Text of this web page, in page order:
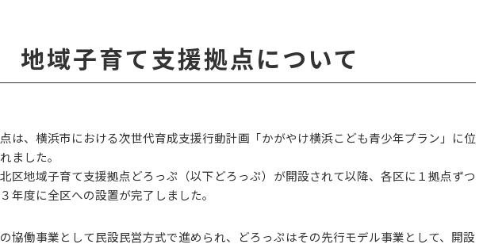
地域子育て支援拠点について
は、横浜市における次世代育成支援行動計画「かがやけ横浜こども青少年プラン」に位
ました。
区地域子育て支援拠点どろっぷ（以下どろっぷ）が開設されて以降、各区に１拠点ずつ
年度に全区への設置が完了しました。
協働事業として民設民営方式で進められ、どろっぷはその先行モデル事業として、開設